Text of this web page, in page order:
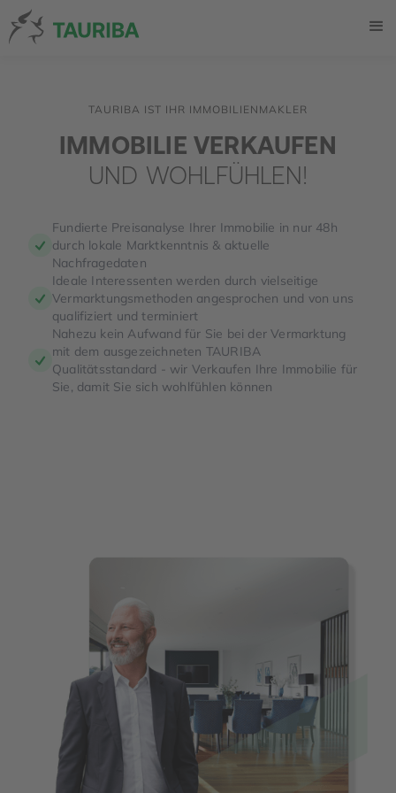
TAURIBA IST IHR IMMOBILIENMAKLER
IMMOBILIE VERKAUFEN
UND WOHLFÜHLEN!
Fundierte Preisanalyse Ihrer Immobilie in nur 48h
durch lokale Marktkenntnis & aktuelle
Nachfragedaten
Ideale Interessenten werden durch vielseitige
Vermarktungsmethoden angesprochen und von uns
qualifiziert und terminiert
Nahezu kein Aufwand für Sie bei der Vermarktung
mit dem ausgezeichneten TAURIBA
Qualitätsstandard - wir Verkaufen Ihre Immobilie für
Sie, damit Sie sich wohlfühlen können